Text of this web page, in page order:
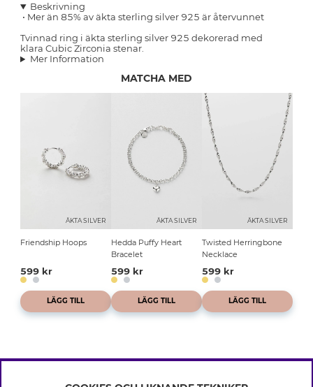
Beskrivning
• Mer än 85% av äkta sterling silver 925 är återvunnet
Tvinnad ring i äkta sterling silver 925 dekorerad med
klara Cubic Zirconia stenar.
Mer Information
MATCHA MED
ÄKTA SILVER
Friendship Hoops
599 kr
LÄGG TILL
ÄKTA SILVER
Hedda Puffy Heart
Bracelet
599 kr
LÄGG TILL
ÄKTA SILVER
Twisted Herringbone
Necklace
599 kr
LÄGG TILL